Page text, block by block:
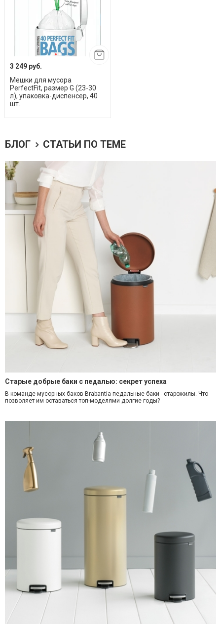
3 249 руб.
Мешки для мусора
PerfectFit, размер G (23-30
л), упаковка-диспенсер, 40
шт.
БЛОГ СТАТЬИ ПО ТЕМЕ
Старые добрые баки с педалью: секрет успеха
В команде мусорных баков Brabantia педальные баки - старожилы. Что
позволяет им оставаться топ-моделями долгие годы?